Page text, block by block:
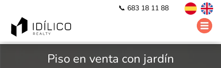
📞 683 18 11 88
Piso en venta con jardín